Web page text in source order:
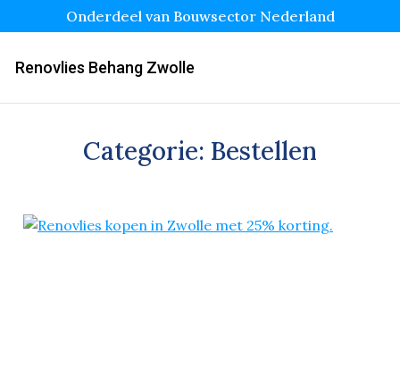
Onderdeel van Bouwsector Nederland
Renovlies Behang Zwolle
Categorie: Bestellen